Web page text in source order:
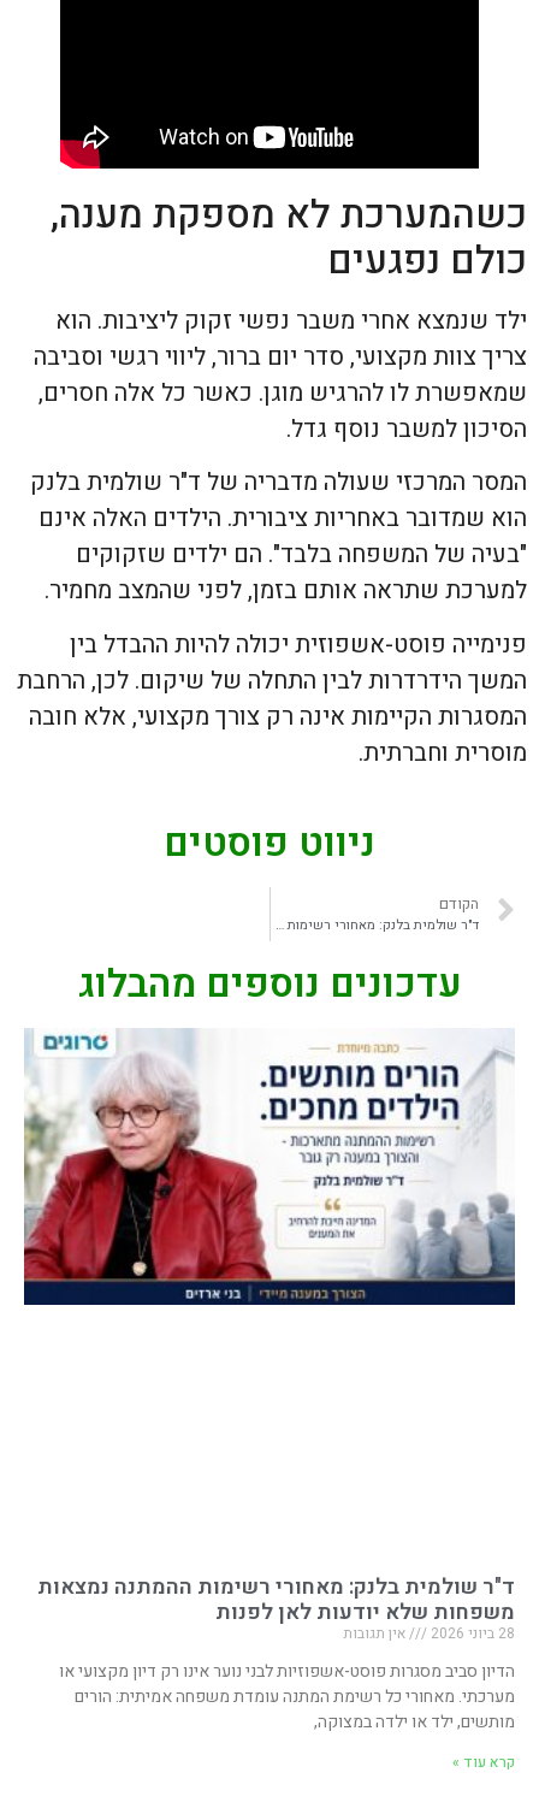
כשהמערכת לא מספקת מענה,
כולם נפגעים
ילד שנמצא אחרי משבר נפשי זקוק ליציבות. הוא
צריך צוות מקצועי, סדר יום ברור, ליווי רגשי וסביבה
שמאפשרת לו להרגיש מוגן. כאשר כל אלה חסרים,
הסיכון למשבר נוסף גדל.
המסר המרכזי שעולה מדבריה של ד"ר שולמית בלנק
הוא שמדובר באחריות ציבורית. הילדים האלה אינם
"בעיה של המשפחה בלבד". הם ילדים שזקוקים
למערכת שתראה אותם בזמן, לפני שהמצב מחמיר.
פנימייה פוסט-אשפוזית יכולה להיות ההבדל בין
המשך הידרדרות לבין התחלה של שיקום. לכן, הרחבת
המסגרות הקיימות אינה רק צורך מקצועי, אלא חובה
מוסרית וחברתית.
ניווט פוסטים
הקודם
ד"ר שולמית בלנק: מאחורי רשימות ההמתנה נמצאות משפחות שלא יודעות לאן לפנות
עדכונים נוספים מהבלוג
ד"ר שולמית בלנק: מאחורי רשימות ההמתנה נמצאות
משפחות שלא יודעות לאן לפנות
28 ביוני 2026 אין תגובות
הדיון סביב מסגרות פוסט-אשפוזיות לבני נוער אינו רק דיון מקצועי או
מערכתי. מאחורי כל רשימת המתנה עומדת משפחה אמיתית: הורים
מותשים, ילד או ילדה במצוקה,
קרא עוד »